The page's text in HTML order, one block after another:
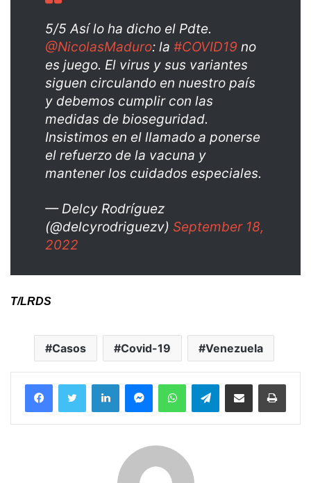
5/5 Así lo ha dicho el Pdte.
@NicolasMaduro: la #COVID19 no
es juego. El virus y sus variantes
siguen circulando en nuestro país
y debemos cumplir con las
medidas de bioseguridad.
Insistimos en el llamado a ponerse
el refuerzo de la vacuna y
mantener los cuidados especiales.
— Delcy Rodríguez
(@delcyrodriguezv) September 18,
2022
T/LRDS
Casos Covid-19 Venezuela
FacebookTwitter LinkedInMessengerWhatsAppTelegramCompartir por correo electrónico